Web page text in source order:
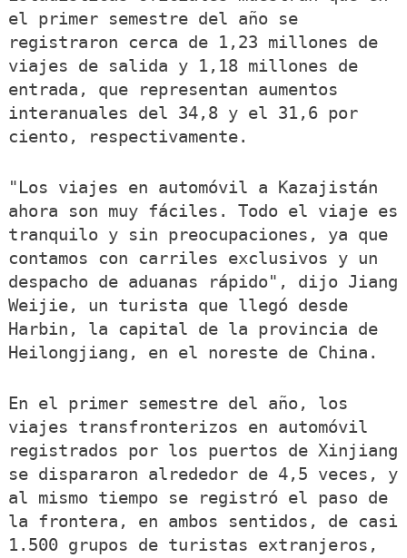
el primer semestre del año se
registraron cerca de 1,23 millones de
viajes de salida y 1,18 millones de
entrada, que representan aumentos
interanuales del 34,8 y el 31,6 por
ciento, respectivamente.
"Los viajes en automóvil a Kazajistán
ahora son muy fáciles. Todo el viaje es
tranquilo y sin preocupaciones, ya que
contamos con carriles exclusivos y un
despacho de aduanas rápido", dijo Jiang
Weijie, un turista que llegó desde
Harbin, la capital de la provincia de
Heilongjiang, en el noreste de China.
En el primer semestre del año, los
viajes transfronterizos en automóvil
registrados por los puertos de Xinjiang
se dispararon alrededor de 4,5 veces, y
al mismo tiempo se registró el paso de
la frontera, en ambos sentidos, de casi
1.500 grupos de turistas extranjeros,